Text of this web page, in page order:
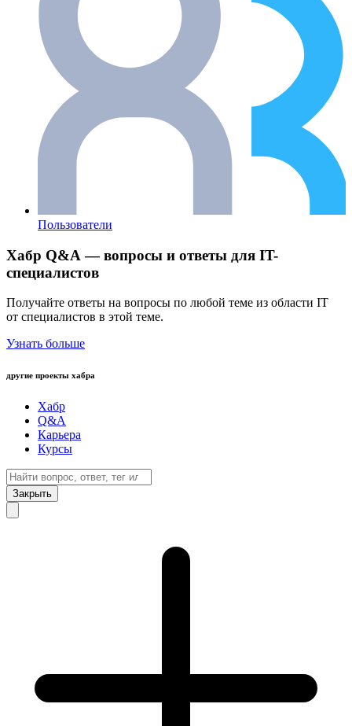
Пользователи
Хабр Q&A — вопросы и ответы для IT-
специалистов
Получайте ответы на вопросы по любой теме из области IT
от специалистов в этой теме.
Узнать больше
другие проекты хабра
Хабр
Q&A
Карьера
Курсы
Закрыть